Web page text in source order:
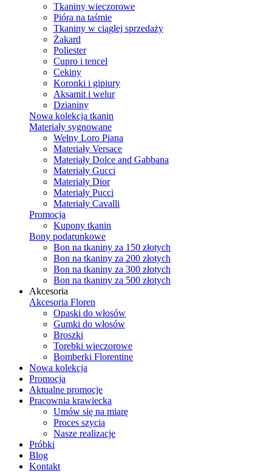
Tkaniny wieczorowe
Pióra na taśmie
Tkaniny w ciągłej sprzedaży
Żakard
Poliester
Cupro i tencel
Cekiny
Koronki i gipiury
Aksamit i welur
Dzianiny
Nowa kolekcja tkanin
Materiały sygnowane
Wełny Loro Piana
Materiały Versace
Materiały Dolce and Gabbana
Materiały Gucci
Materiały Dior
Materiały Pucci
Materiały Cavalli
Promocja
Kupony tkanin
Bony podarunkowe
Bon na tkaniny za 150 złotych
Bon na tkaniny za 200 złotych
Bon na tkaniny za 300 złotych
Bon na tkaniny za 500 złotych
Akcesoria
Akcesoria Floren
Opaski do włosów
Gumki do włosów
Broszki
Torebki wieczorowe
Bomberki Florentine
Nowa kolekcja
Promocja
Aktualne promocje
Pracownia krawiecka
Umów się na miarę
Proces szycia
Nasze realizacje
Próbki
Blog
Kontakt